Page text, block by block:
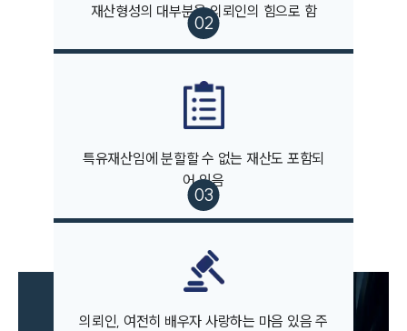
그룹소개
대륜의 강점
오시는 길
고객의 소리
통합검색
AI대륜
업무사례
주요 업무사례
법률정보
법률지식인
고객후기
재산형성의 대부분을 의뢰인의 힘으로 함
특유재산임에 분할할 수 없는 재산도 포함되
어 있음
의뢰인, 여전히 배우자 사랑하는 마음 있음 주